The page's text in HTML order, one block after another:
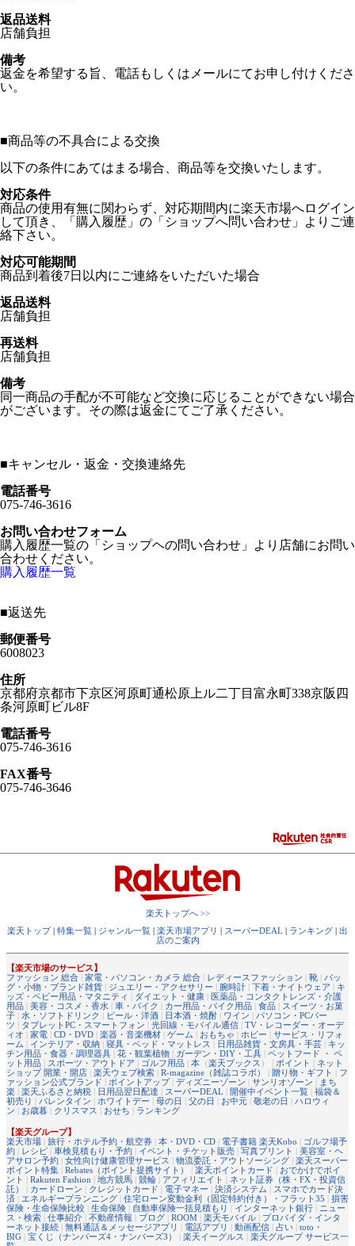
返品送料
店舗負担
備考
返金を希望する旨、電話もしくはメールにてお申し付けくださ
い。
■商品等の不具合による交換
以下の条件にあてはまる場合、商品等を交換いたします。
対応条件
商品の使用有無に関わらず、対応期間内に楽天市場へログイン
して頂き、「購入履歴」の「ショップへ問い合わせ」よりご連
絡下さい。
対応可能期間
商品到着後7日以内にご連絡をいただいた場合
返品送料
店舗負担
再送料
店舗負担
備考
同一商品の手配が不可能など交換に応じることができない場合
がございます。その際は返金にてご了承ください。
■キャンセル・返金・交換連絡先
電話番号
075-746-3616
お問い合わせフォーム
購入履歴一覧の「ショップヘの問い合わせ」より店舗にお問い
合わせください。
購入履歴一覧
■返送先
郵便番号
6008023
住所
京都府京都市下京区河原町通松原上ル二丁目富永町338京阪四
条河原町ビル8F
電話番号
075-746-3616
FAX番号
075-746-3646
楽天トップへ >>
楽天トップ| 特集一覧 | ジャンル一覧 | 楽天市場アプリ | スーパーDEAL | ランキング | 出
店のご案内
【楽天市場のサービス】
ファッション 総合 | 家電・パソコン・カメラ 総合 | レディースファッション | 靴 | バッ
グ・小物・ブランド雑貨 | ジュエリー・アクセサリー | 腕時計 | 下着・ナイトウェア | キ
ッズ・ベビー用品・マタニティ | ダイエット・健康 | 医薬品・コンタクトレンズ・介護
用品 | 美容・コスメ・香水 | 車・バイク | カー用品・バイク用品 | 食品 | スイーツ・お菓
子 | 水・ソフトドリンク | ビール・洋酒 | 日本酒・焼酎 | ワイン | パソコン・PCパー
ツ | タブレットPC・スマートフォン | 光回線・モバイル通信 | TV・レコーダー・オーデ
ィオ | 家電 | CD・DVD | 楽器・音楽機材 | ゲーム | おもちゃ | ホビー | サービス・リフォ
ーム | インテリア・収納 | 寝具・ベッド・マットレス | 日用品雑貨・文房具・手芸 | キッ
チン用品・食器・調理器具 | 花・観葉植物 | ガーデン・DIY・工具 | ペットフード ・ ペ
ット用品 | スポーツ・アウトドア | ゴルフ用品 | 本 （楽天ブックス ） | ポイント | ネット
ショップ 開業・開店 | 楽天ウェブ検索 | R-magazine（雑誌コラボ） | 贈り物・ギフト | フ
ァッション公式ブランド | ポイントアップ| ディズニーゾーン | サンリオゾーン | まち
楽 | 楽天ふるさと納税 | 日用品翌日配達 | スーパーDEAL | 開催中イベント一覧 | 福袋＆
初売り | バレンタイン | ホワイトデー | 母の日 | 父の日 | お中元 | 敬老の日 | ハロウィ
ン | お歳暮 | クリスマス | おせち | ランキング
【楽天グループ】
楽天市場 | 旅行・ホテル予約・航空券 | 本・DVD・CD | 電子書籍 楽天Kobo | ゴルフ場予
約 | レシピ | 車検見積もり・予約 | イベント・チケット販売 | 写真プリント | 美容室・ヘ
アサロン予約 | 女性向け健康管理サービス | 物流委託・アウトソーシング | 楽天スーパー
ポイント特集 | Rebates（ポイント提携サイト） | 楽天ポイントカード | おでかけでポイ
ント | Rakuten Fashion | 地方競馬 | 競輪 | アフィリエイト | ネット証券（株・FX・投資信
託）
| カードローン | クレジットカード | 電子マネー | 決済システム | スマホでカード決
済 | エネルギープランニング | 住宅ローン変動金利（固定特約付き）・フラット35 | 損害
保険・生命保険比較 | 生命保険 | 自動車保険一括見積もり | インターネット銀行 | ニュー
ス・検索 | 仕事紹介 | 不動産情報 | ブログ | ROOM | 楽天モバイル | プロバイダ・インタ
ーネット接続 | 無料通話＆メッセージアプリ | 電話アプリ | 動画配信 | 占い | toto・
BIG | 宝くじ（ナンバーズ4・ナンバーズ3） | 楽天イーグルス | 楽天グループ サービス一